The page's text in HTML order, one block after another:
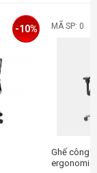
-10% MÃ SP: 0
Ghế công
ergonomic